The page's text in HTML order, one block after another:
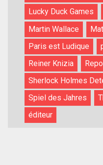
Lucky Duck Games
Martin Wallace
Paris est Ludique
Reiner Knizia
Sherlock Holmes
Spiel des Jahres
éditeur